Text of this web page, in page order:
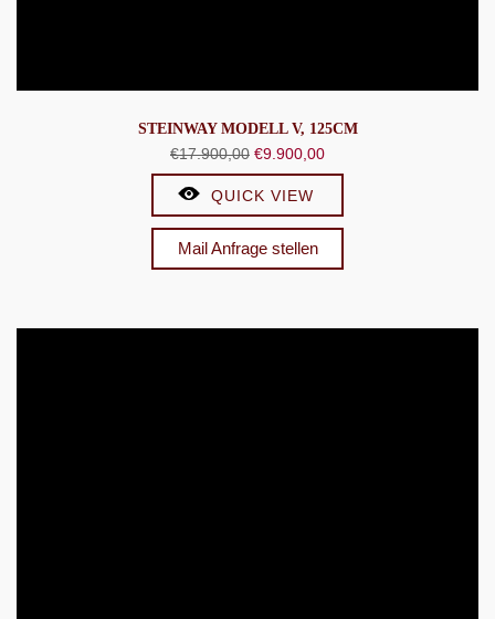
STEINWAY MODELL V, 125CM
€17.900,00 Ursprünglicher
Preis
war:
€17.900,00
€9.900,00Aktueller
Preis
€9.900,00.
QUICK VIEW
Mail Anfrage stellen